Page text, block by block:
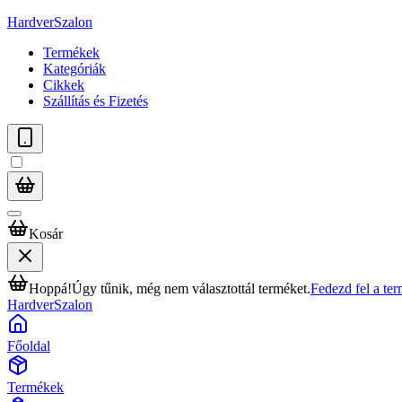
HardverSzalon
Termékek
Kategóriák
Cikkek
Szállítás és Fizetés
Kosár
Hoppá!Úgy tűnik, még nem választottál terméket.Fedezd fel a
HardverSzalon
Főoldal
Termékek